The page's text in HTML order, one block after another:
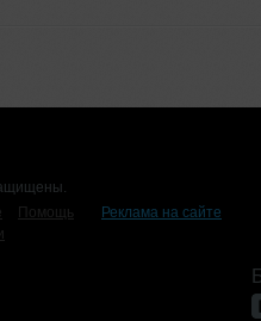
Помощь
Реклама на сайте